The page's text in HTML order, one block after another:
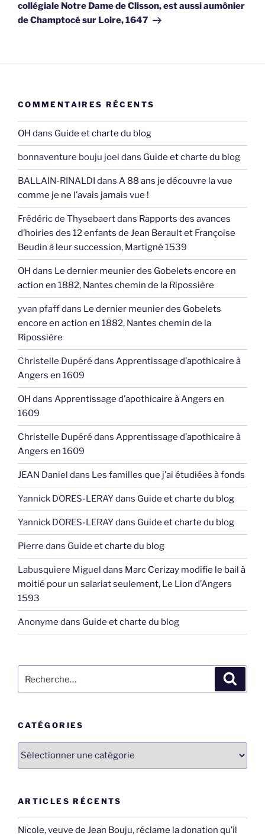
collégiale Notre Dame de Clisson, est aussi aumônier
de Champtocé sur Loire, 1647
COMMENTAIRES RÉCENTS
OH dans Guide et charte du blog
bonnaventure bouju joel dans Guide et charte du blog
BALLAIN-RINALDI dans A 88 ans je découvre la vue
comme je ne l’avais jamais vue !
Frédéric de Thysebaertdans Rapports des avances
d’hoiries des 12 enfants de Jean Berault et Françoise
Beudin à leur succession, Martigné 1539
OH dans Le dernier meunier des Gobelets encore en
action en 1882, Nantes chemin de la Ripossière
yvan pfaffdans Le dernier meunier des Gobelets
encore en action en 1882, Nantes chemin de la
Ripossière
Christelle Dupéré dans Apprentissage d’apothicaire à
Angers en 1609
OH dans Apprentissage d’apothicaire à Angers en
1609
Christelle Dupéré dans Apprentissage d’apothicaire à
Angers en 1609
JEAN Daniel dans Les familles que j’ai étudiées à fonds
Yannick DORES-LERAYdans Guide et charte du blog
Yannick DORES-LERAYdans Guide et charte du blog
Pierre dans Guide et charte du blog
Labusquiere Miguel dans Marc Cerizay modifie le bail à
moitié pour un salariat seulement, Le Lion d’Angers
1593
Anonyme dans Guide et charte du blog
pour
CATÉGORIES
Catégories
ARTICLES RÉCENTS
Nicole, veuve de Jean Bouju, réclame la donation qu’il